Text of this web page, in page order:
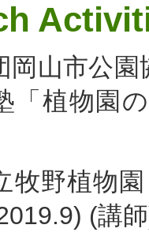
岡山市公園
「植物園
牧野植物
(講師